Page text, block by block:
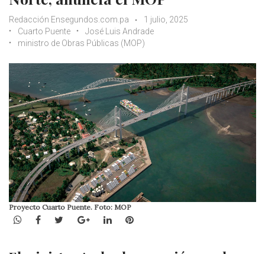
Redacción Ensegundos.com.pa
1 julio, 2025
Cuarto Puente
José Luis Andrade
ministro de Obras Públicas (MOP)
Proyecto Cuarto Puente. Foto: MOP
WhatsApp
Facebook
TwitterGoogle+LinkedInPinterest